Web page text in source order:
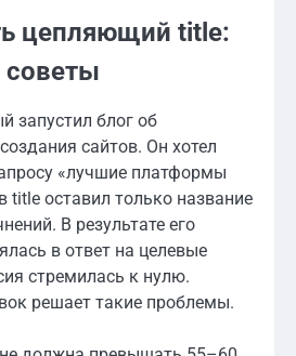
цепляющий title:
советы
запустил блог об
сайтов. Он хотел
«лучшие платформы
title оставил только название
В результате его
в ответ на целевые
стремилась к нулю.
решает такие проблемы.